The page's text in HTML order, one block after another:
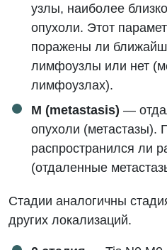
узлы, наиболее
опухоли. Этот
поражены ли
лимфоузлы или нет
лимфоузлах).
M (metastasis) —
опухоли (метастазы).
распространился ли
(отдаленные
Стадии аналогичны
других локализаций.